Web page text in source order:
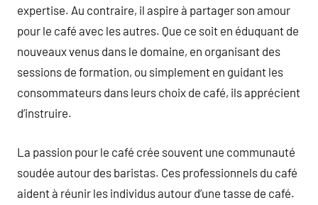
expertise. Au contraire, il aspire à partager son amour
pour le café avec les autres. Que ce soit en éduquant de
nouveaux venus dans le domaine, en organisant des
sessions de formation, ou simplement en guidant les
consommateurs dans leurs choix de café, ils apprécient
d’instruire.
La passion pour le café crée souvent une communauté
soudée autour des baristas. Ces professionnels du café
aident à réunir les individus autour d’une tasse de café.